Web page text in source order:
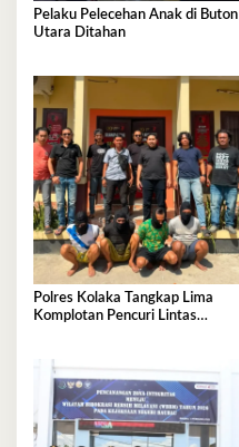
Pelaku Pelecehan Anak di Buton
Utara Ditahan
Polres Kolaka Tangkap Lima
Komplotan Pencuri Lintas